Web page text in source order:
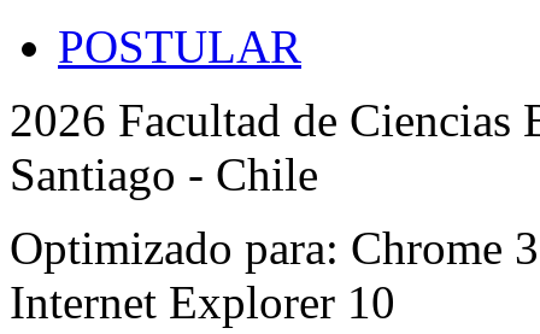
POSTULAR
2026 Facultad de
Santiago - Chile
Optimizado para: Chrome
Internet Explorer 10